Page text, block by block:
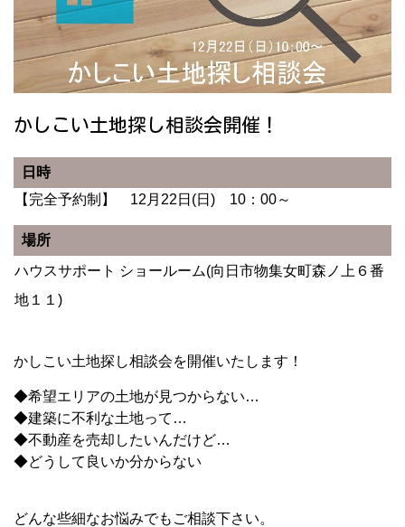
かしこい土地探し相談会開催！
日時
【完全予約制】 12月22日(日) 10：00～
場所
ハウスサポート ショールーム(向日市物集女町森ノ上６番
地１１)
かしこい土地探し相談会を開催いたします！
◆希望エリアの土地が見つからない…
◆建築に不利な土地って…
◆不動産を売却したいんだけど…
◆どうして良いか分からない
どんな些細なお悩みでもご相談下さい。